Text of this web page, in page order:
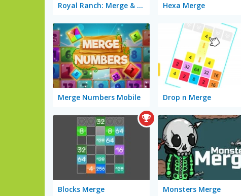
Royal Ranch: Merge & Collect Hexa Merge
Merge Numbers Mobile Drop n Merge
Blocks Merge Monsters Merge